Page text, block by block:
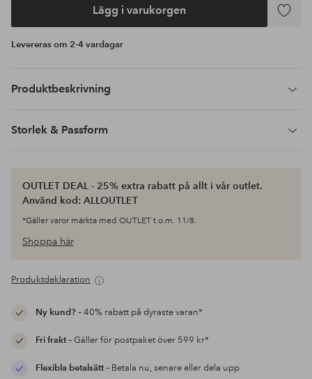
Lägg i varukorgen
Lägg
Levereras om 2-4 vardagar
Produktbeskrivning
Storlek & Passform
OUTLET DEAL - 25% extra rabatt på allt i vår outlet.
Använd kod: ALLOUTLET
*Gäller varor märkta med OUTLET t.o.m. 11/8.
Shoppa här
Produktdeklaration
Ny kund?– 40% rabatt på dyraste varan*
Fri frakt– Gäller för postpaket över 599 kr*
Flexibla betalsätt– Betala nu, senare eller dela upp